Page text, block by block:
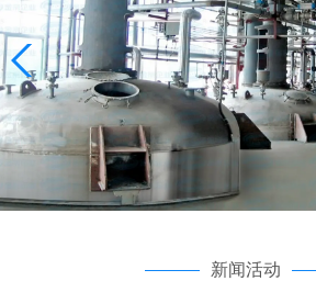
新闻活动